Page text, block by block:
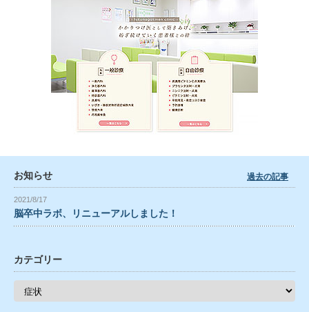
お知らせ
2021/8/17
脳卒中ラボ、リニューアルしました！
過去の記事
カテゴリー
カ